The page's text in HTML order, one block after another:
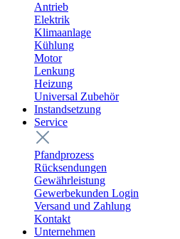
Antrieb
Elektrik
Klimaanlage
Kühlung
Motor
Lenkung
Heizung
Universal Zubehör
Instandsetzung
Service
Pfandprozess
Rücksendungen
Gewährleistung
Gewerbekunden Login
Versand und Zahlung
Kontakt
Unternehmen